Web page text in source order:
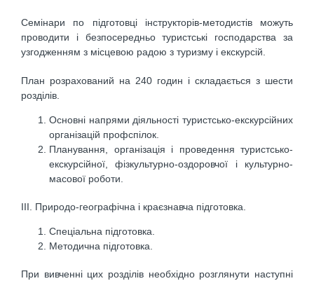
Семінари по підготовці інструкторів-методистів можуть
проводити і безпосередньо туристські господарства за
узгодженням з місцевою радою з туризму і екскурсій.
План розрахований на 240 годин і складається з шести
розділів.
Основні напрями діяльності туристсько-екскурсійних
організацій профспілок.
Планування, організація і проведення туристсько-
екскурсійної, фізкультурно-оздоровчої і культурно-
масової роботи.
ІІІ. Природо-географічна і краєзнавча підготовка.
Спеціальна підготовка.
Методична підготовка.
При вивченні цих розділів необхідно розглянути наступні